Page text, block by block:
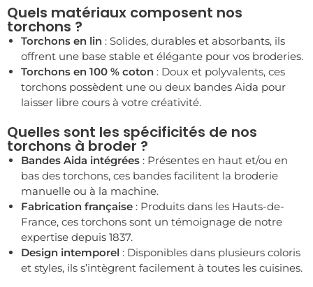
Quels matériaux composent nos
torchons ?
Torchons en lin : Solides, durables et absorbants, ils
offrent une base stable et élégante pour vos broderies.
Torchons en 100 % coton : Doux et polyvalents, ces
torchons possèdent une ou deux bandes Aida pour
laisser libre cours à votre créativité.
Quelles sont les spécificités de nos
torchons à broder ?
Bandes Aida intégrées : Présentes en haut et/ou en
bas des torchons, ces bandes facilitent la broderie
manuelle ou à la machine.
Fabrication française : Produits dans les Hauts-de-
France, ces torchons sont un témoignage de notre
expertise depuis 1837.
Design intemporel : Disponibles dans plusieurs coloris
et styles, ils s’intègrent facilement à toutes les cuisines.